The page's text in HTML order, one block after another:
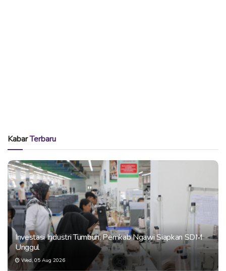
KabarTerbaru
Investasi Industri Tumbuh, Pemkab Ngawi Siapkan SDM
Unggul
Wed, 05 Aug 2026